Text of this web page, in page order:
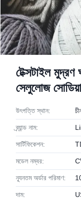
টেক্সটাইল মুদ্রণ
সেলুলোজ
উৎপত্তি স্থান:
ব্র্যান্ড নাম:
সার্টিফিকেশন:
মডেল নম্বর:
ন্যূনতম অর্ডার পরিমাণ:
দাম: